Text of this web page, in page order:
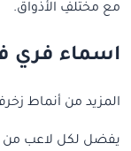
مع مختلفِ الأذواق.
اسماء فري
المزيد من أنماط
يفضل لكل لاعب من